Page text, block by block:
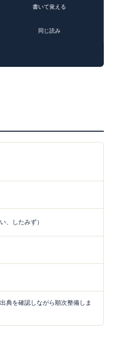
書いて覚える
同じ読み
、したみず）
典を確認しながら順次整備しま